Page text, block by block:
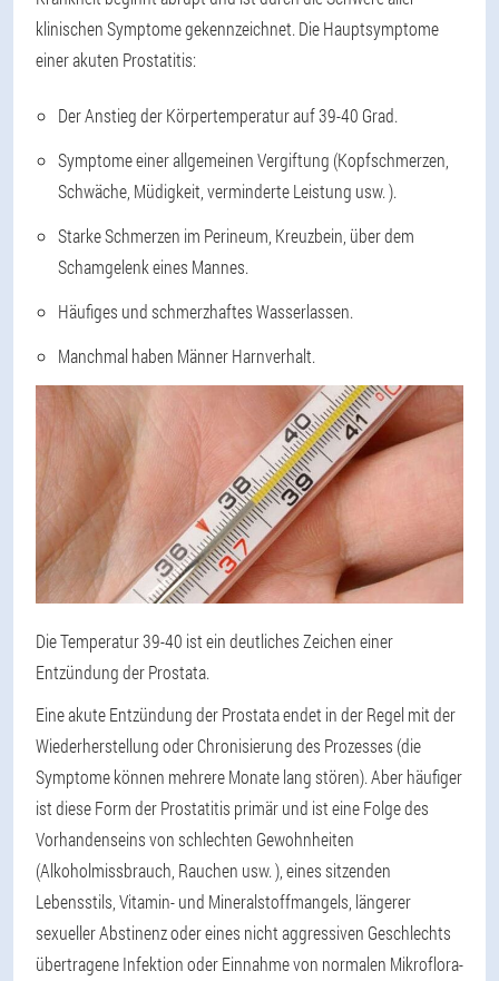
klinischen Symptome gekennzeichnet. Die Hauptsymptome
einer akuten Prostatitis:
Der Anstieg der Körpertemperatur auf 39-40 Grad.
Symptome einer allgemeinen Vergiftung (Kopfschmerzen,
Schwäche, Müdigkeit, verminderte Leistung usw. ).
Starke Schmerzen im Perineum, Kreuzbein, über dem
Schamgelenk eines Mannes.
Häufiges und schmerzhaftes Wasserlassen.
Manchmal haben Männer Harnverhalt.
Die Temperatur 39-40 ist ein deutliches Zeichen einer
Entzündung der Prostata.
Eine akute Entzündung der Prostata endet in der Regel mit der
Wiederherstellung oder Chronisierung des Prozesses (die
Symptome können mehrere Monate lang stören). Aber häufiger
ist diese Form der Prostatitis primär und ist eine Folge des
Vorhandenseins von schlechten Gewohnheiten
(Alkoholmissbrauch, Rauchen usw. ), eines sitzenden
Lebensstils, Vitamin- und Mineralstoffmangels, längerer
sexueller Abstinenz oder eines nicht aggressiven Geschlechts
übertragene Infektion oder Einnahme von normalen Mikroflora-